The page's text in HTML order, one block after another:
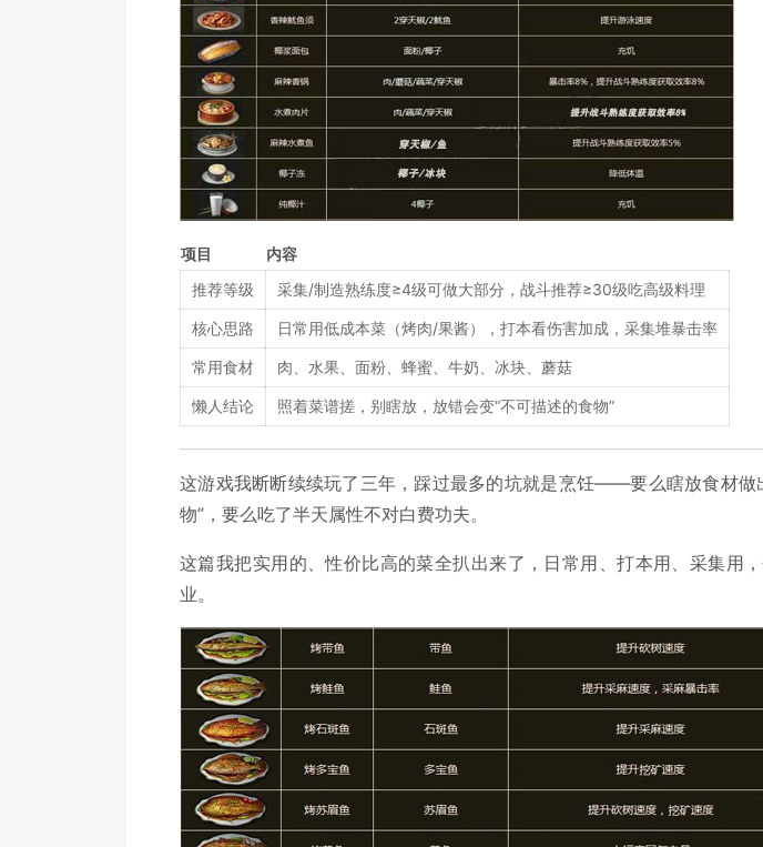
项目
内容
推荐等级
采集/制造熟练度≥4级可做大部分，战斗推荐≥30级吃高级料理
核心思路 日常用低成本菜（烤肉/果酱），打本看伤害加成，采集堆暴击率
常用食材 肉、水果、面粉、蜂蜜、牛奶、冰块、蘑菇
懒人结论 照着菜谱搓，别瞎放，放错会变“不可描述的食物”
这游戏我断断续续玩了三年，踩过最多的坑就是烹饪——要么瞎放食材做
物”，要么吃了半天属性不对白费功夫。
这篇我把实用的、性价比高的菜全扒出来了，日常用、打本用、采集用
业。